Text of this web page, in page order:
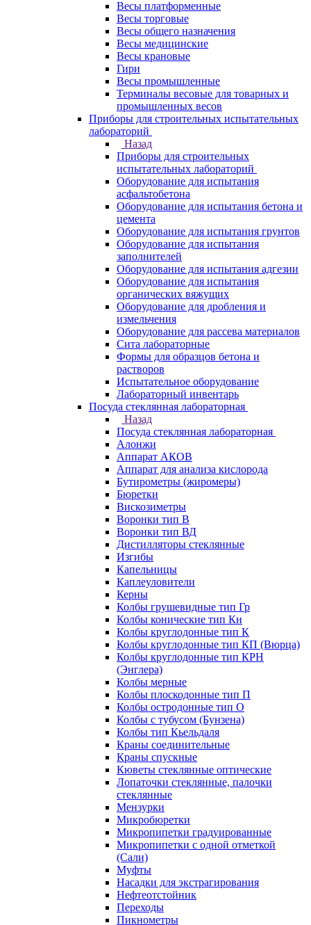
Весы платформенные
Весы торговые
Весы общего назначения
Весы медицинские
Весы крановые
Гири
Весы промышленные
Терминалы весовые для товарных и
промышленных весов
Приборы для строительных испытательных
лабораторий
Назад
Приборы для строительных
испытательных лабораторий
Оборудование для испытания
асфальтобетона
Оборудование для испытания бетона и
цемента
Оборудование для испытания грунтов
Оборудование для испытания
заполнителей
Оборудование для испытания адгезии
Оборудование для испытания
органических вяжущих
Оборудование для дробления и
измельчения
Оборудование для рассева материалов
Сита лабораторные
Формы для образцов бетона и
растворов
Испытательное оборудование
Лабораторный инвентарь
Посуда стеклянная лабораторная
Назад
Посуда стеклянная лабораторная
Алонжи
Аппарат АКОВ
Аппарат для анализа кислорода
Бутирометры (жиромеры)
Бюретки
Вискозиметры
Воронки тип В
Воронки тип ВД
Дистилляторы стеклянные
Изгибы
Капельницы
Каплеуловители
Керны
Колбы грушевидные тип Гр
Колбы конические тип Кн
Колбы круглодонные тип К
Колбы круглодонные тип КП (Вюрца)
Колбы круглодонные тип КРН
(Энглера)
Колбы мерные
Колбы плоскодонные тип П
Колбы остродонные тип О
Колбы с тубусом (Бунзена)
Колбы тип Кьельдаля
Краны соединительные
Краны спускные
Кюветы стеклянные оптические
Лопаточки стеклянные, палочки
стеклянные
Мензурки
Микробюретки
Микропипетки градуированные
Микропипетки с одной отметкой
(Сали)
Муфты
Насадки для экстрагирования
Нефтеотстойник
Переходы
Пикнометры